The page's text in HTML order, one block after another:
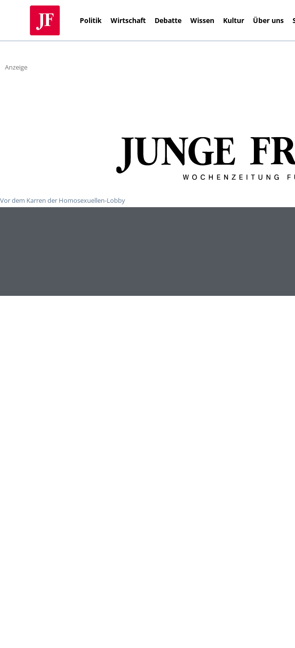
Politik Wirtschaft Debatte Wissen Kultur Über uns
Anzeige
Vor dem Karren der Homosexuellen-Lobby